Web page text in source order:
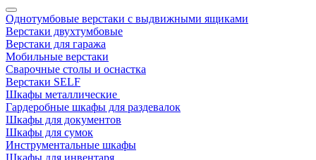
Однотумбовые верстаки с выдвижными ящиками
Верстаки двухтумбовые
Верстаки для гаража
Мобильные верстаки
Сварочные столы и оснастка
Верстаки SELF
Шкафы металлические
Гардеробные шкафы для раздевалок
Шкафы для документов
Шкафы для сумок
Инструментальные шкафы
Шкафы для инвентаря